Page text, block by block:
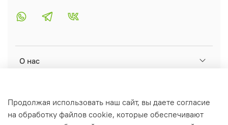
О нас
Информация
Продолжая использовать наш сайт, вы даете согласие
на обработку файлов cookie, которые обеспечивают